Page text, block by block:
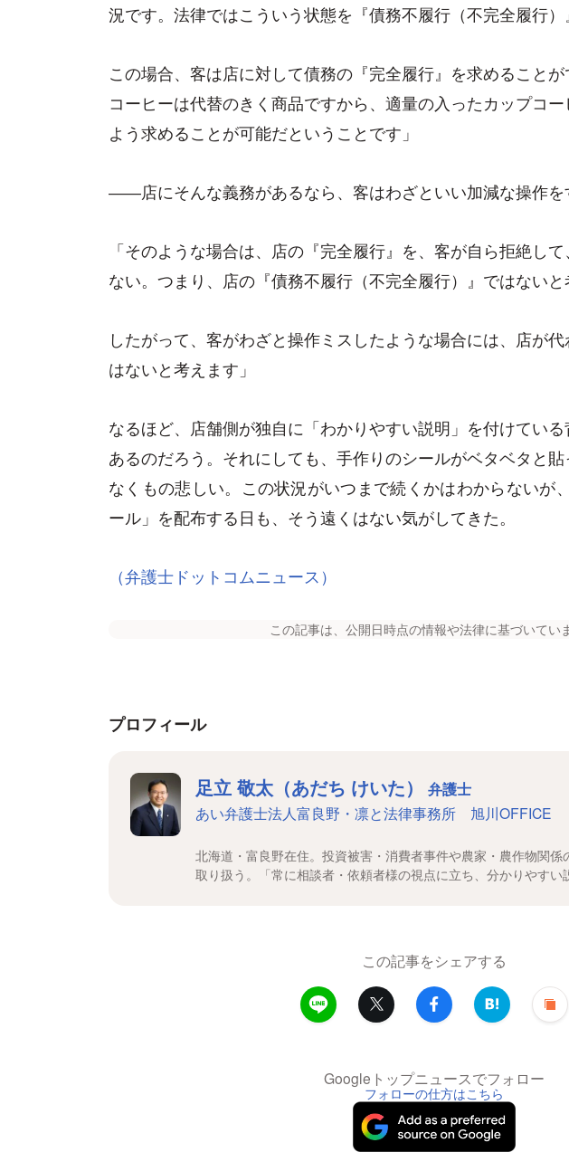
況です。法律ではこういう状態を『債務不履行（不完全履行）
この場合、客は店に対して債務の『完全履行』を求めること
コーヒーは代替のきく商品ですから、適量の入ったカップコ
よう求めることが可能だということです」
――店にそんな義務があるなら、客はわざといい加減な操作を
「そのような場合は、店の『完全履行』を、客が自ら拒絶し
ない。つまり、店の『債務不履行（不完全履行）』ではないと
したがって、客がわざと操作ミスしたような場合には、店が
はないと考えます」
なるほど、店舗側が独自に「わかりやすい説明」を付けてい
あるのだろう。それにしても、手作りのシールがベタベタと
なくもの悲しい。この状況がいつまで続くかはわからないが
ール」を配布する日も、そう遠くはない気がしてきた。
（弁護士ドットコムニュース）
この記事は、公開日時点の情報や法律に基づいていま
プロフィール
足立 敬太（あだち けいた） 弁護士
あい弁護士法人富良野・凛と法律事務所 旭川OFFICE
北海道・富良野在住。投資被害・消費者事件や農家・農作物関係
取り扱う。「常に相談者・依頼者様の視点に立ち、分かりやすい
この記事をシェアする
Googleトップニュースでフォロー
フォローの仕方はこちら